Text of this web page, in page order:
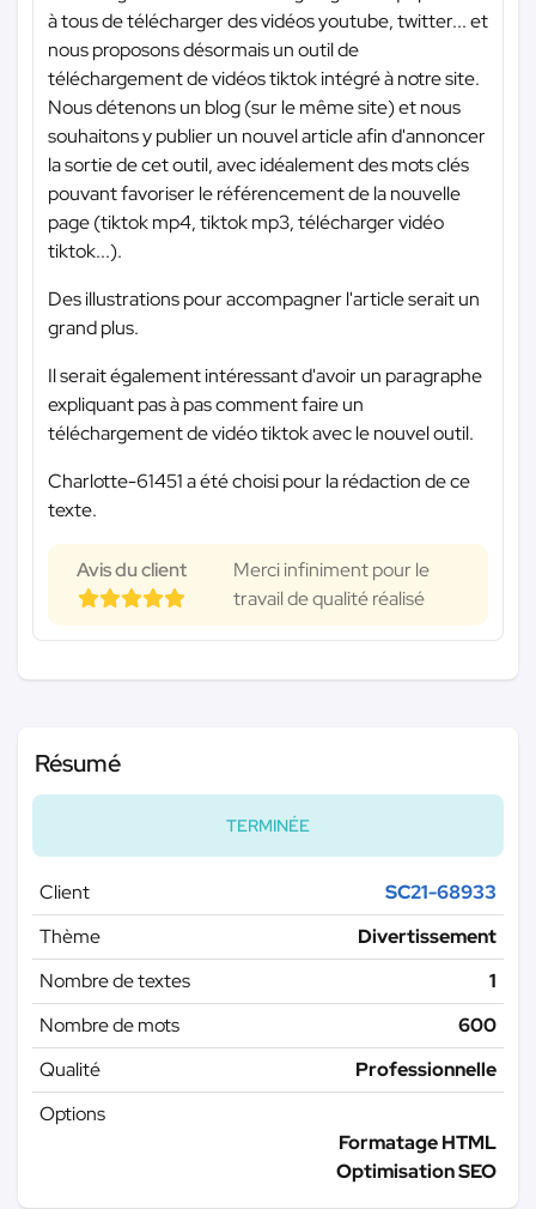
à tous de télécharger des vidéos youtube, twitter... et
nous proposons désormais un outil de
téléchargement de vidéos tiktok intégré à notre site.
Nous détenons un blog (sur le même site) et nous
souhaitons y publier un nouvel article afin d'annoncer
la sortie de cet outil, avec idéalement des mots clés
pouvant favoriser le référencement de la nouvelle
page (tiktok mp4, tiktok mp3, télécharger vidéo
tiktok...).
Des illustrations pour accompagner l'article serait un
grand plus.
Il serait également intéressant d'avoir un paragraphe
expliquant pas à pas comment faire un
téléchargement de vidéo tiktok avec le nouvel outil.
Charlotte-61451 a été choisi pour la rédaction de ce
texte.
Avis du client
Merci infiniment pour le
travail de qualité réalisé
Résumé
TERMINÉE
Client
SC21-68933
Thème
Divertissement
Nombre de textes
1
Nombre de mots
600
Qualité
Professionnelle
Options
Formatage HTML
Optimisation SEO